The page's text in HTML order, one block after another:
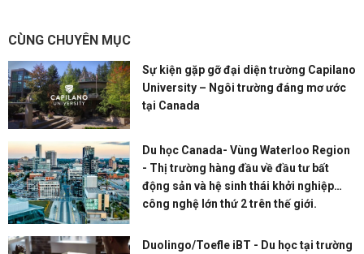
CÙNG CHUYÊN MỤC
Sự kiện gặp gỡ đại diện trường Capilano
University – Ngôi trường đáng mơ ước
tại Canada
Du học Canada- Vùng Waterloo Region
- Thị trường hàng đầu về đầu tư bất
động sản và hệ sinh thái khởi nghiệp
công nghệ lớn thứ 2 trên thế giới.
Duolingo/Toefle iBT - Du học tại trường